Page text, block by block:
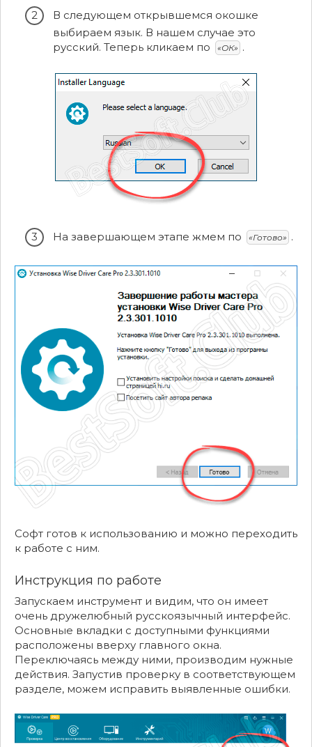
В следующем открывшемся окошке
выбираем язык. В нашем случае это
русский. Теперь кликаем по
«ОК» .
На завершающем этапе жмем по «Готово» .
Софт готов к использованию и можно переходить
к работе с ним.
Инструкция по работе
Запускаем инструмент и видим, что он имеет
очень дружелюбный русскоязычный интерфейс.
Основные вкладки с доступными функциями
расположены вверху главного окна.
Переключаясь между ними, производим нужные
действия. Запустив проверку в соответствующем
разделе, можем исправить выявленные ошибки.